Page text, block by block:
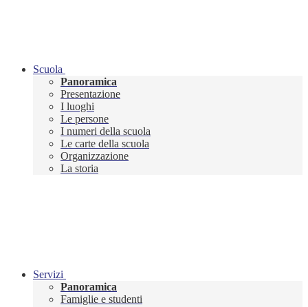
Scuola
Panoramica
Presentazione
I luoghi
Le persone
I numeri della scuola
Le carte della scuola
Organizzazione
La storia
Servizi
Panoramica
Famiglie e studenti